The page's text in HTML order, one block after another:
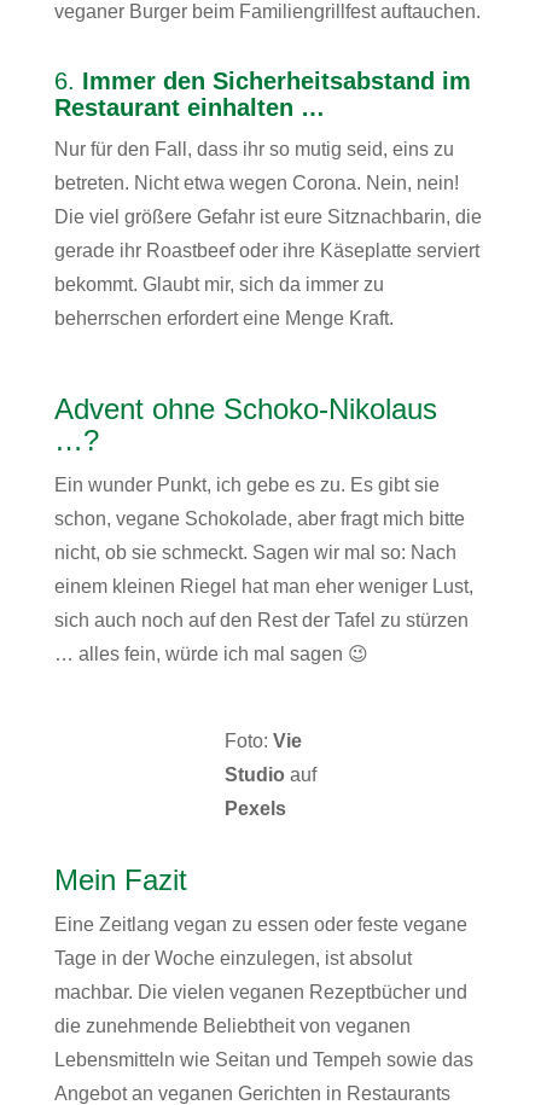
veganer Burger beim Familiengrillfest auftauchen.
6. Immer den Sicherheitsabstand im
Restaurant einhalten …
Nur für den Fall, dass ihr so mutig seid, eins zu
betreten. Nicht etwa wegen Corona. Nein, nein!
Die viel größere Gefahr ist eure Sitznachbarin, die
gerade ihr Roastbeef oder ihre Käseplatte serviert
bekommt. Glaubt mir, sich da immer zu
beherrschen erfordert eine Menge Kraft.
Advent ohne Schoko-Nikolaus
…?
Ein wunder Punkt, ich gebe es zu. Es gibt sie
schon, vegane Schokolade, aber fragt mich bitte
nicht, ob sie schmeckt. Sagen wir mal so: Nach
einem kleinen Riegel hat man eher weniger Lust,
sich auch noch auf den Rest der Tafel zu stürzen
… alles fein, würde ich mal sagen 😉
Foto: Vie
Studio auf
Pexels
Mein Fazit
Eine Zeitlang vegan zu essen oder feste vegane
Tage in der Woche einzulegen, ist absolut
machbar. Die vielen veganen Rezeptbücher und
die zunehmende Beliebtheit von veganen
Lebensmitteln wie Seitan und Tempeh sowie das
Angebot an veganen Gerichten in Restaurants